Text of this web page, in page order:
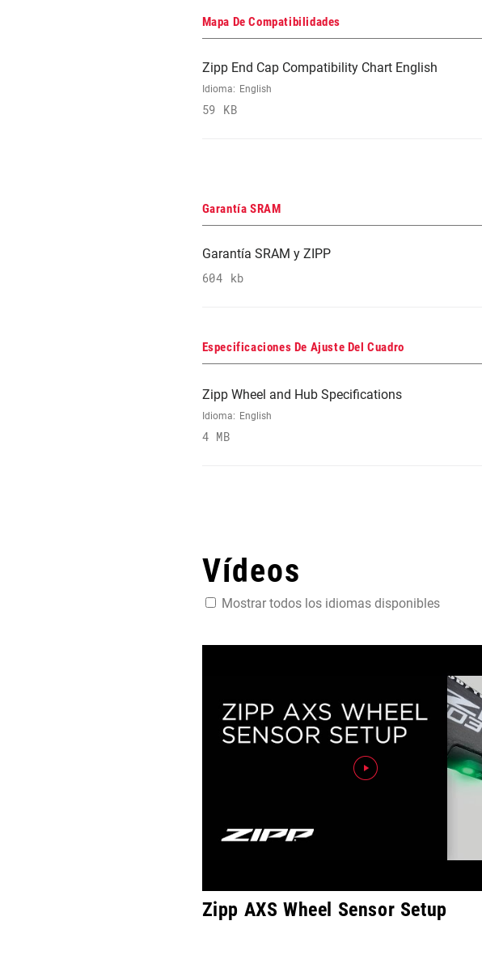
Mapa De Compatibilidades
Zipp End Cap Compatibility Chart English
Idioma: English
59 KB
Garantía SRAM
Garantía SRAM y ZIPP
604 kb
Especificaciones De Ajuste Del Cuadro
Zipp Wheel and Hub Specifications
Idioma: English
4 MB
Vídeos
Mostrar todos los idiomas disponibles
Zipp AXS Wheel Sensor Setup